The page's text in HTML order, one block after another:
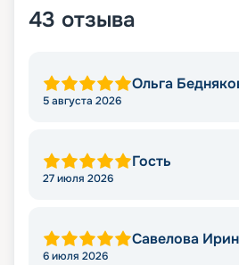
43 отзыва
Ольга
5 августа 2026
Гость
27 июля 2026
Савелова
6 июля 2026